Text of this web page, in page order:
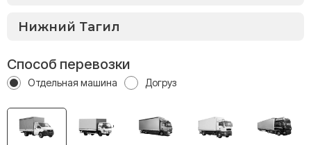
Способ перевозки
Отдельная машина Догруз